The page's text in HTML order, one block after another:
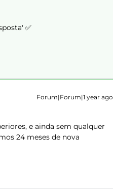
✅
Forum|Forum|1 year ago
e ainda sem qualquer
24 meses de nova